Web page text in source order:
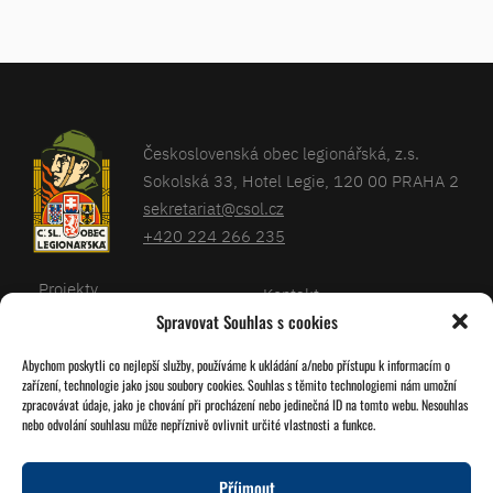
Spravovat Souhlas s cookies
Abychom poskytli co nejlepší služby, používáme k ukládání a/nebo přístupu k informacím o
zařízení, technologie jako jsou soubory cookies. Souhlas s těmito technologiemi nám umožní
zpracovávat údaje, jako je chování při procházení nebo jedinečná ID na tomto webu. Nesouhlas
nebo odvolání souhlasu může nepříznivě ovlivnit určité vlastnosti a funkce.
Příjmout
Československá obec legionářská, z.s.
Sokolská 33, Hotel Legie, 120 00 PRAHA 2
sekretariat@csol.cz
+420 224 266 235
Projekty
Kalendář
O nás
Kontakt
Databáze legionářů
Pro členy
Zásady cookies